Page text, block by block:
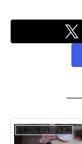
お取り寄せおつまみ